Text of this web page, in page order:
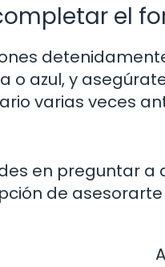
el
o azul, y
varias veces
en preguntar
de